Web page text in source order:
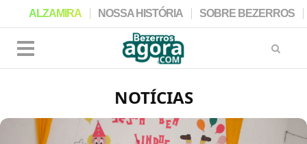
NOTÍCIAS
ALZAMIRA NOSSA HISTÓRIA SOBRE BEZERROS